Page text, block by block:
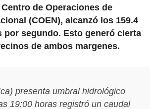
de Operaciones de
(COEN), alcanzó los 159.4
por segundo. Esto generó cierta
de ambos margenes.
presenta umbral hidrológico
19:00 horas registró un caudal